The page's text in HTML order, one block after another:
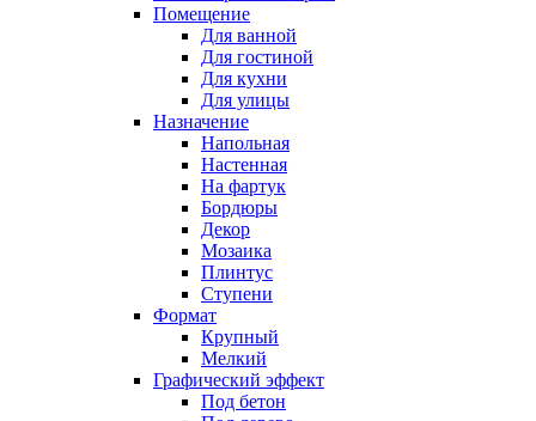
Помещение
Для ванной
Для гостиной
Для кухни
Для улицы
Назначение
Напольная
Настенная
На фартук
Бордюры
Декор
Мозаика
Плинтус
Ступени
Формат
Крупный
Мелкий
Графический эффект
Под бетон